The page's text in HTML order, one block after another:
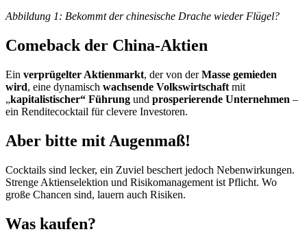
Abbildung 1: Bekommt der chinesische Drache wieder Flügel?
Comeback der China-Aktien
Ein verprügelter Aktienmarkt, der von derMasse gemieden
wird, eine dynamisch wachsende Volkswirtschaft mit
„kapitalistischer“ Führung und prosperierende Unternehmen –
ein Renditecocktail für clevere Investoren.
Aber bitte mit Augenmaß!
Cocktails sind lecker, ein Zuviel beschert jedoch Nebenwirkungen.
Strenge Aktienselektion und Risikomanagement ist Pflicht. Wo
große Chancen sind, lauern auch Risiken.
Was kaufen?